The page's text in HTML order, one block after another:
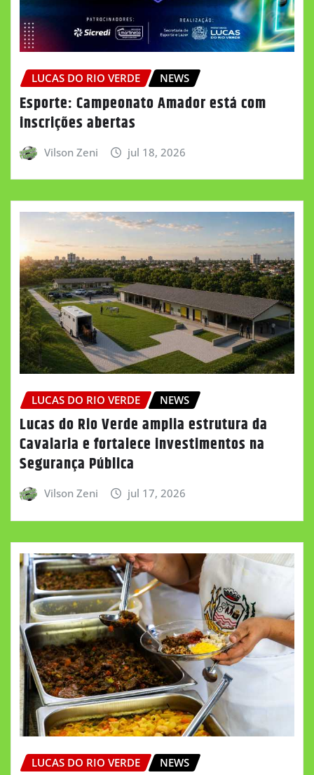
LUCAS DO RIO VERDE NEWS
Esporte: Campeonato Amador está com
inscrições abertas
Vilson Zeni jul 18, 2026
LUCAS DO RIO VERDE NEWS
Lucas do Rio Verde amplia estrutura da
Cavalaria e fortalece investimentos na
Segurança Pública
Vilson Zeni jul 17, 2026
LUCAS DO RIO VERDE NEWS